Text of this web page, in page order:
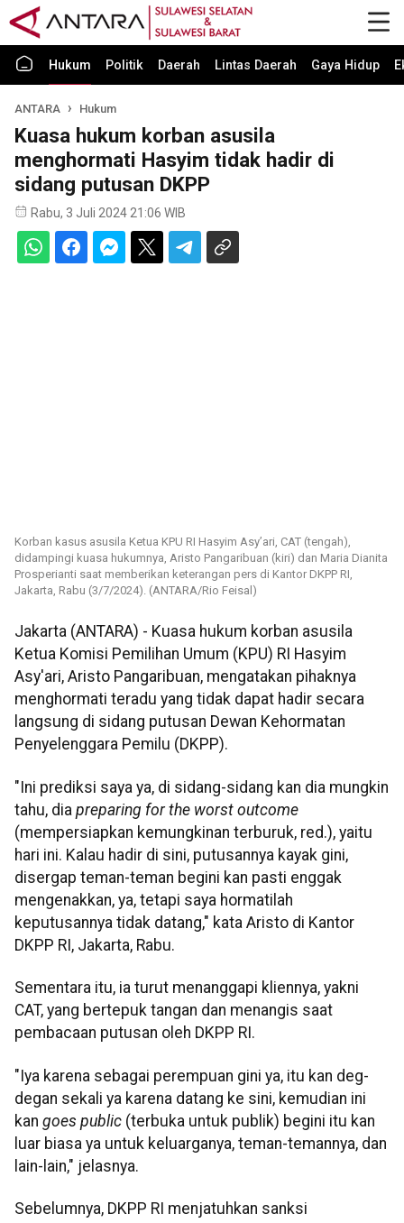
Hukum Politik Daerah Lintas Daerah Gaya Hidup
ANTARA Hukum
Kuasa hukum korban asusila
menghormati Hasyim tidak hadir di
sidang putusan DKPP
Rabu, 3 Juli 2024 21:06 WIB
Korban kasus asusila Ketua KPU RI Hasyim Asy’ari, CAT (tengah),
didampingi kuasa hukumnya, Aristo Pangaribuan (kiri) dan Maria Dianita
Prosperianti saat memberikan keterangan pers di Kantor DKPP RI,
Jakarta, Rabu (3/7/2024). (ANTARA/Rio Feisal)
Jakarta (ANTARA) - Kuasa hukum korban asusila
Ketua Komisi Pemilihan Umum (KPU) RI Hasyim
Asy'ari, Aristo Pangaribuan, mengatakan pihaknya
menghormati teradu yang tidak dapat hadir secara
langsung di sidang putusan Dewan Kehormatan
Penyelenggara Pemilu (DKPP).
"Ini prediksi saya ya, di sidang-sidang kan dia mungkin
tahu, dia preparing for the worst outcome
(mempersiapkan kemungkinan terburuk, red.), yaitu
hari ini. Kalau hadir di sini, putusannya kayak gini,
disergap teman-teman begini kan pasti enggak
mengenakkan, ya, tetapi saya hormatilah
keputusannya tidak datang," kata Aristo di Kantor
DKPP RI, Jakarta, Rabu.
Sementara itu, ia turut menanggapi kliennya, yakni
CAT, yang bertepuk tangan dan menangis saat
pembacaan putusan oleh DKPP RI.
"Iya karena sebagai perempuan gini ya, itu kan deg-
degan sekali ya karena datang ke sini, kemudian ini
kan goes public (terbuka untuk publik) begini itu kan
luar biasa ya untuk keluarganya, teman-temannya, dan
lain-lain," jelasnya.
Sebelumnya, DKPP RI menjatuhkan sanksi